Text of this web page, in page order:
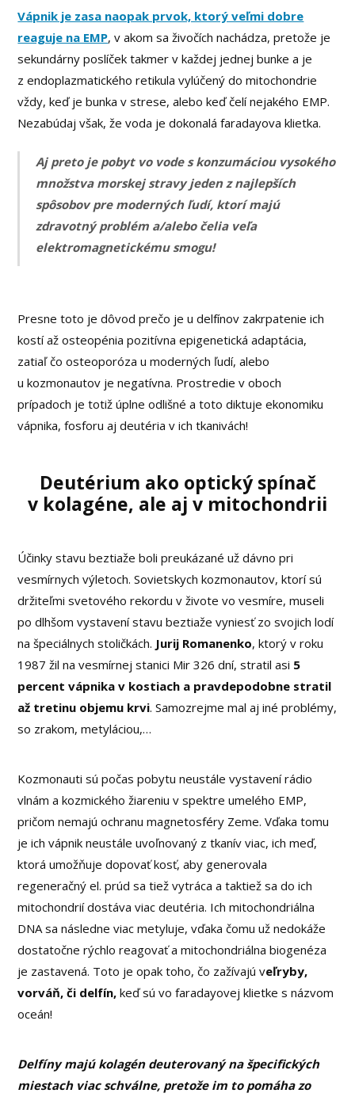
Vápnik je zasa naopak prvok, ktorý veľmi dobre
reaguje na EMP, v akom sa živočích nachádza, pretože je
sekundárny poslíček takmer v každej jednej bunke a je
z endoplazmatického retikula vylúčený do mitochondrie
vždy, keď je bunka v strese, alebo keď čelí nejakého EMP.
Nezabúdaj však, že voda je dokonalá faradayova klietka.
Aj preto je pobyt vo vode s konzumáciou vysokého
množstva morskej stravy jeden z najlepších
spôsobov pre moderných ľudí, ktorí majú
zdravotný problém a/alebo čelia veľa
elektromagnetickému smogu!
Presne toto je dôvod prečo je u delfínov zakrpatenie ich
kostí až osteopénia pozitívna epigenetická adaptácia,
zatiaľ čo osteoporóza u moderných ľudí, alebo
u kozmonautov je negatívna. Prostredie v oboch
prípadoch je totiž úplne odlišné a toto diktuje ekonomiku
vápnika, fosforu aj deutéria v ich tkanivách!
Deutérium ako optický spínač
v kolagéne, ale aj v mitochondrii
Účinky stavu beztiaže boli preukázané už dávno pri
vesmírnych výletoch. Sovietskych kozmonautov, ktorí sú
držiteľmi svetového rekordu v živote vo vesmíre, museli
po dlhšom vystavení stavu beztiaže vyniesť zo svojich lodí
na špeciálnych stoličkách. Jurij Romanenko, ktorý v roku
1987 žil na vesmírnej stanici Mir 326 dní, stratil asi 5
percent vápnika v kostiach a pravdepodobne stratil
až tretinu objemu krvi. Samozrejme mal aj iné problémy,
so zrakom, metyláciou,…
Kozmonauti sú počas pobytu neustále vystavení rádio
vlnám a kozmického žiareniu v spektre umelého EMP,
pričom nemajú ochranu magnetosféry Zeme. Vďaka tomu
je ich vápnik neustále uvoľnovaný z tkanív viac, ich meď,
ktorá umožňuje dopovať kosť, aby generovala
regeneračný el. prúd sa tiež vytráca a taktiež sa do ich
mitochondrií dostáva viac deutéria. Ich mitochondriálna
DNA sa následne viac metyluje, vďaka čomu už nedokáže
dostatočne rýchlo reagovať a mitochondriálna biogenéza
je zastavená. Toto je opak toho, čo zažívajú veľryby,
vorváň, či delfín, keď sú vo faradayovej klietke s názvom
oceán!
Delfíny majú kolagén deuterovaný na špecifických
miestach viac schválne, pretože im to pomáha zo